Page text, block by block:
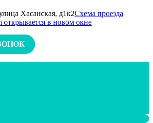
Хасанская, д1к2Схема проезда
открывается в новом окне